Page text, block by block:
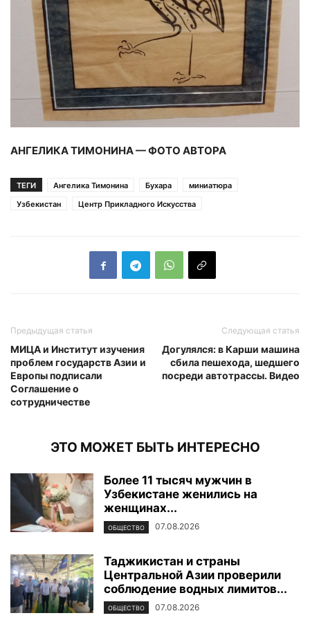
АНГЕЛИКА ТИМОНИНА — ФОТО АВТОРА
ТЕГИ Ангелика Тимонина Бухара
миниатюра
Узбекистан
Центр Прикладного Искусства
Предыдущая статья
МИЦА и Институт изучения
проблем государств Азии и
Европы подписали
Соглашение о
сотрудничестве
Следующая статья
Догулялся: в Карши машина
сбила пешехода, шедшего
посреди автотрассы. Видео
ЭТО МОЖЕТ БЫТЬ ИНТЕРЕСНО
Более 11 тысяч мужчин в
Узбекистане женились на
женщинах...
ОБЩЕСТВО 07.08.2026
Таджикистан и страны
Центральной Азии проверили
соблюдение водных лимитов...
ОБЩЕСТВО 07.08.2026